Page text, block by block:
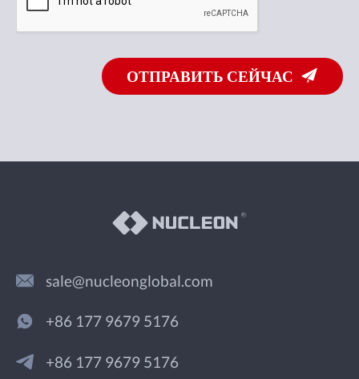
ОТПРАВИТЬ СЕЙЧАС
sale@nucleonglobal.com
+86 177 9679 5176
+86 177 9679 5176